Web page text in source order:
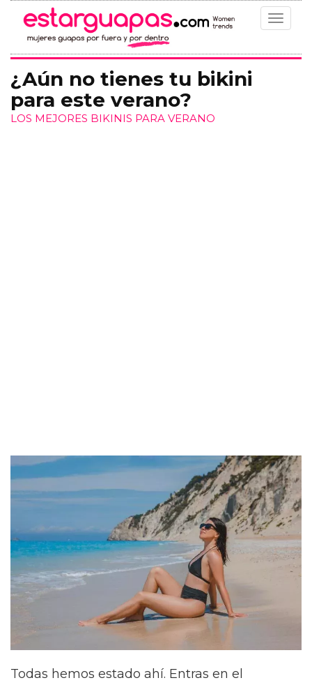
Toggle
¿Aún no tienes tu bikini
para este verano?
LOS MEJORES BIKINIS PARA VERANO
Todas hemos estado ahí. Entras en el